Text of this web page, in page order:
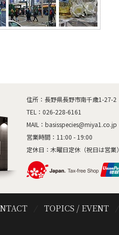
住所：長野県長野市南千歳1-27-2
TEL： 026-228-6161
MAIL： basisspecies@miya1.co.jp
営業時間：11:00 - 19:00
定休日：木曜日定休（祝日は営業）
TOPICS / EVENT